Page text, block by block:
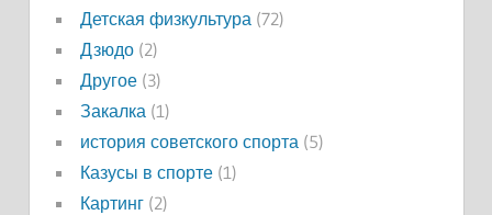
Детская физкультура (72)
Дзюдо(2)
Другое(3)
Закалка (1)
история советского спорта (5)
Казусы в спорте(1)
Картинг(2)